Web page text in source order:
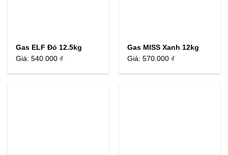
Gas ELF Đỏ 12.5kg
Giá:540.000 ₫
Gas MISS Xanh 12kg
Giá:570.000 ₫